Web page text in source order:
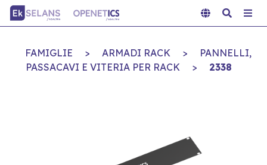
FAMIGLIE > ARMADI RACK >
PANNELLI,
PASSACAVI E VITERIA PER RACK
> 2338